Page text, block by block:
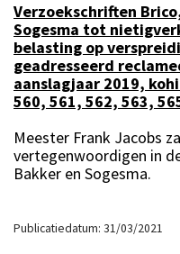
Verzoekschriften
Sogesma tot
belasting op
geadresseerd
aanslagjaar 2019,
560, 561, 562, 563,
Meester Frank Jacobs
vertegenwoordigen in
Bakker en Sogesma.
Publicatiedatum: 31/03/2021